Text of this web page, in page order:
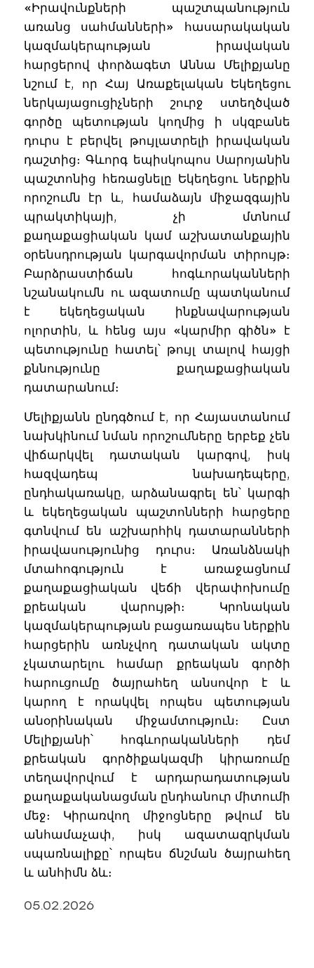
«Իրավունքների պաշտպանություն
առանց սահմանների» հասարակական
կազմակերպության իրավական
հարցերով փորձագետ Աննա Մելիքյանը
նշում է, որ Հայ Առաքելական Եկեղեցու
ներկայացուցիչների շուրջ ստեղծված
գործը պետության կողմից ի սկզբանե
դուրս է բերվել թույլատրելի իրավական
դաշտից։ Գևորգ եպիսկոպոս Սարոյանին
պաշտոնից հեռացնելը Եկեղեցու ներքին
որոշումն էր և, համաձայն միջազգային
պրակտիկայի, չի մտնում
քաղաքացիական կամ աշխատանքային
օրենսդրության կարգավորման տիրույթ։
Բարձրաստիճան հոգևորականների
նշանակումն ու ազատումը պատկանում
է եկեղեցական ինքնավարության
ոլորտին, և հենց այս «կարմիր գիծն» է
պետությունը հատել՝ թույլ տալով հայցի
քննությունը քաղաքացիական
դատարանում։
Մելիքյանն ընդգծում է, որ Հայաստանում
նախկինում նման որոշումները երբեք չեն
վիճարկվել դատական կարգով, իսկ
հազվադեպ նախադեպերը,
ընդհակառակը, արձանագրել են՝ կարգի
և եկեղեցական պաշտոնների հարցերը
գտնվում են աշխարհիկ դատարանների
իրավասությունից դուրս։ Առանձնակի
մտահոգություն է առաջացնում
քաղաքացիական վեճի վերափոխումը
քրեական վարույթի։ Կրոնական
կազմակերպության բացառապես ներքին
հարցերին առնչվող դատական ակտը
չկատարելու համար քրեական գործի
հարուցումը ծայրահեղ անսովոր է և
կարող է որակվել որպես պետության
անօրինական միջամտություն։ Ըստ
Մելիքյանի՝ հոգևորականների դեմ
քրեական գործիքակազմի կիրառումը
տեղավորվում է արդարադատության
քաղաքականացման ընդհանուր միտումի
մեջ։ Կիրառվող միջոցները թվում են
անհամաչափ, իսկ ազատազրկման
սպառնալիքը՝ որպես ճնշման ծայրահեղ
և անհիմն ձև։
05.02.2026